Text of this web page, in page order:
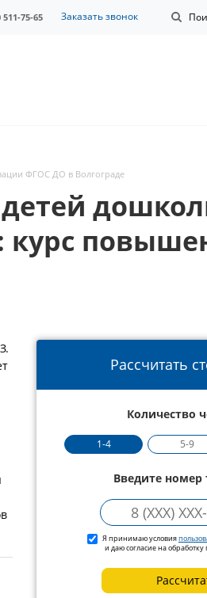
511-75-65 Заказать звонок
ФГОС ДО в Волгограде
курс
Рассчитать
Количество
1-4 5-9
Введите номер
Я принимаю условия
и даю согласие на